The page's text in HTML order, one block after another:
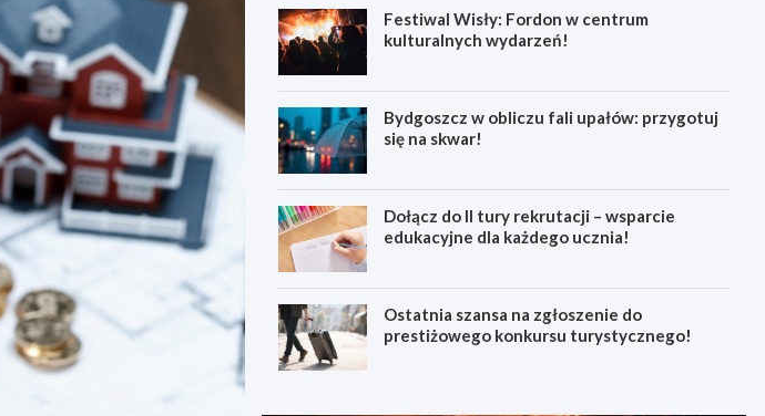
Festiwal Wisły: Fordon w centrum
kulturalnych wydarzeń!
Bydgoszcz w obliczu fali upałów: przygotuj
się na skwar!
Dołącz do II tury rekrutacji – wsparcie
edukacyjne dla każdego ucznia!
Ostatnia szansa na zgłoszenie do
prestiżowego konkursu turystycznego!